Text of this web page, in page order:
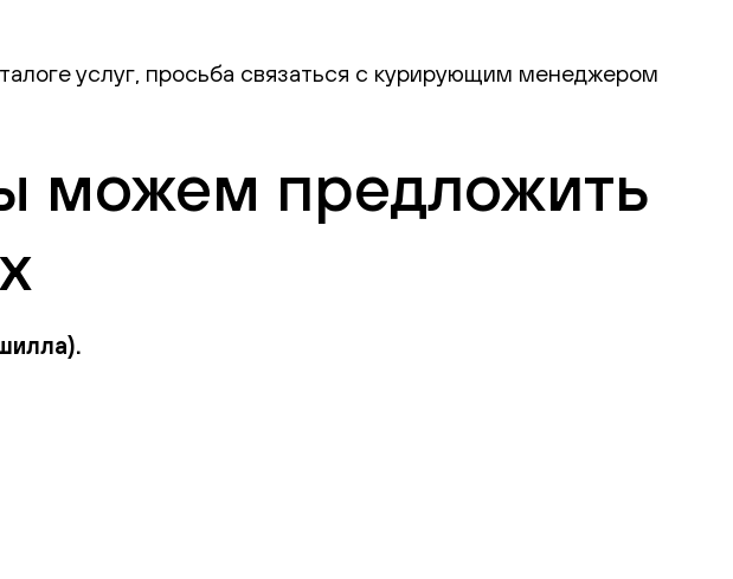
услуг, просьба связаться с курирующим менеджером
можем предложить